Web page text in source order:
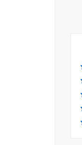
나는
알 수
없을
모은
편견과
이분법
“논바
『호